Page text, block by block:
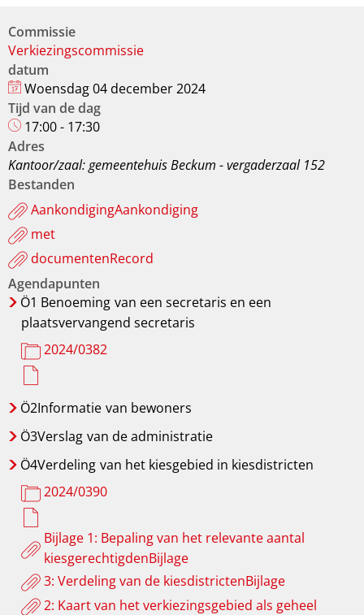
Commissie
Verkiezingscommissie
datum
Woensdag 04 december 2024
Tijd van de dag
17:00 - 17:30
Adres
Kantoor/zaal: gemeentehuis Beckum - vergaderzaal 152
Bestanden
AankondigingAankondiging
met
documentenRecord
Agendapunten
Ö1 Benoeming van een secretaris en een
plaatsvervangend secretaris
2024/0382
Ö2Informatie van bewoners
Ö3Verslag van de administratie
Ö4Verdeling van het kiesgebied in kiesdistricten
2024/0390
Bijlage 1: Bepaling van het relevante aantal
kiesgerechtigdenBijlage
3: Verdeling van de kiesdistrictenBijlage
2: Kaart van het verkiezingsgebied als geheel